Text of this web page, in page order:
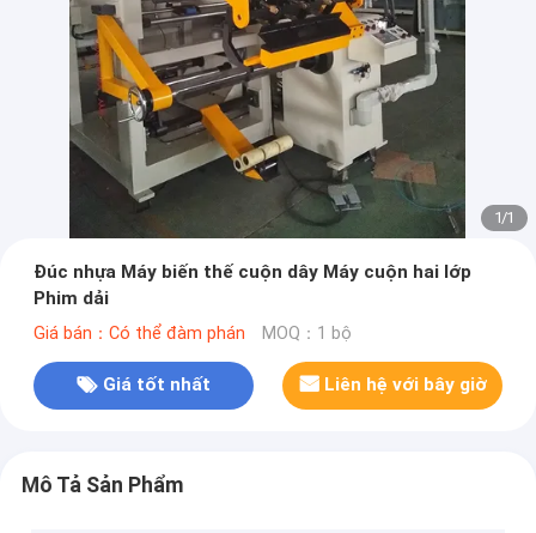
1/1
Đúc nhựa Máy biến thế cuộn dây Máy cuộn hai lớp
Phim dải
Giá bán：Có thể đàm phán MOQ：1 bộ
Giá tốt nhất Liên hệ với bây giờ
Mô Tả Sản Phẩm